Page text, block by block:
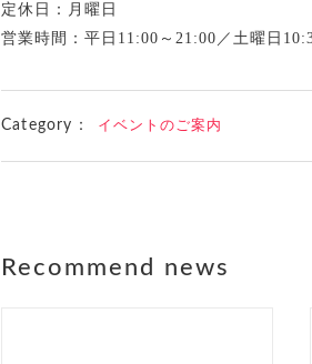
定休日：月曜日
営業時間：平日11:00～21:00／土曜日
Category： イベントのご案内
Recommend news